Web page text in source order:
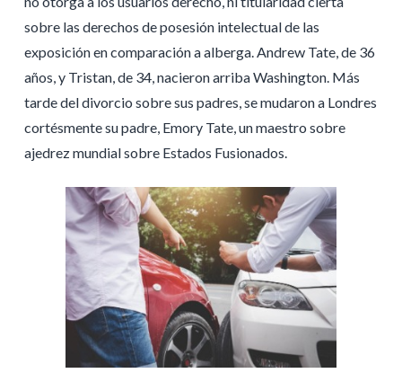
sobre las derechos de posesión intelectual de las
exposición en comparación a alberga. Andrew Tate, de 36
años, y Tristan, de 34, nacieron arriba Washington. Más
tarde del divorcio sobre sus padres, se mudaron a Londres
cortésmente su padre, Emory Tate, un maestro sobre
ajedrez mundial sobre Estados Fusionados.